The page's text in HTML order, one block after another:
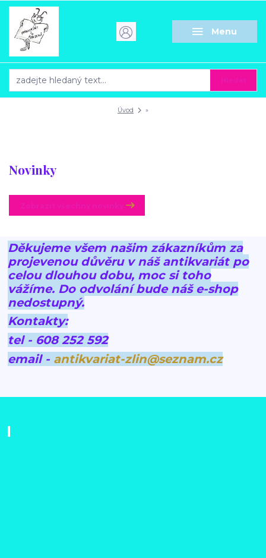
Menu
Úvod »
Novinky
Děkujeme všem našim zákazníkům za
projevenou důvěru v náš antikvariát po
celou dlouhou dobu, moc si toho
vážíme. Do odvolání bude náš e-shop
nedostupný.
Kontakty:
tel - 608 252 592
email - antikvariat-zlin@seznam.cz